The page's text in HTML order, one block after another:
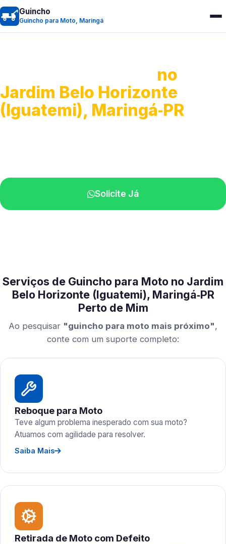
Guincho
Guincho para Moto, Maringá
no
Jardim Belo Horizonte
(Iguatemi), Maringá‑PR
Solicite Já
Serviços de Guincho para Moto no Jardim
Belo Horizonte (Iguatemi), Maringá‑PR
Perto de Mim
Ao pesquisar "guincho para moto mais próximo",
conte com um suporte completo:
Reboque para Moto
Teve algum problema inesperado com sua moto?
Atuamos com agilidade para resolver.
Saiba Mais
Retirada de Moto com Defeito